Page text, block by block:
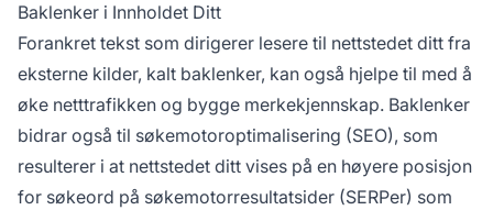
Baklenker i Innholdet Ditt
Forankret tekst som dirigerer lesere til nettstedet ditt fra
eksterne kilder, kalt baklenker, kan også hjelpe til med å
øke netttrafikken og bygge merkekjennskap. Baklenker
bidrar også til søkemotoroptimalisering (SEO), som
resulterer i at nettstedet ditt vises på en høyere posisjon
for søkeord på søkemotorresultatsider (SERPer) som